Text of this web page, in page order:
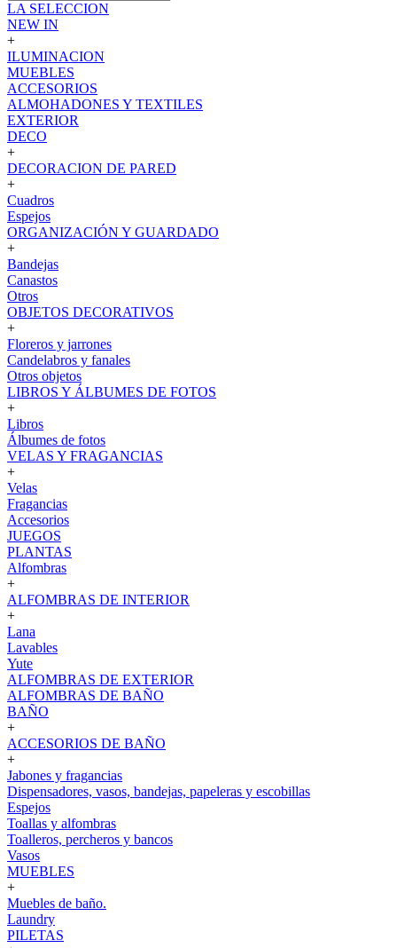
LA SELECCION
NEW IN
+
ILUMINACION
MUEBLES
ACCESORIOS
ALMOHADONES Y TEXTILES
EXTERIOR
DECO
+
DECORACION DE PARED
+
Cuadros
Espejos
ORGANIZACIÓN Y GUARDADO
+
Bandejas
Canastos
Otros
OBJETOS DECORATIVOS
+
Floreros y jarrones
Candelabros y fanales
Otros objetos
LIBROS Y ÁLBUMES DE FOTOS
+
Libros
Álbumes de fotos
VELAS Y FRAGANCIAS
+
Velas
Fragancias
Accesorios
JUEGOS
PLANTAS
Alfombras
+
ALFOMBRAS DE INTERIOR
+
Lana
Lavables
Yute
ALFOMBRAS DE EXTERIOR
ALFOMBRAS DE BAÑO
BAÑO
+
ACCESORIOS DE BAÑO
+
Jabones y fragancias
Dispensadores, vasos, bandejas, papeleras y escobillas
Espejos
Toallas y alfombras
Toalleros, percheros y bancos
Vasos
MUEBLES
+
Muebles de baño.
Laundry
PILETAS